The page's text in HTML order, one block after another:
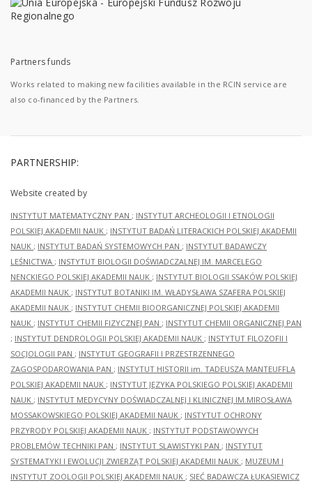
Partners funds
Works related to making new facilities available in the RCIN service are
also co-financed by the Partners.
PARTNERSHIP:
Website created by
INSTYTUT MATEMATYCZNY PAN ; INSTYTUT ARCHEOLOGII I ETNOLOGII
POLSKIEJ AKADEMII NAUK ; INSTYTUT BADAŃ LITERACKICH POLSKIEJ AKADEMII
NAUK ; INSTYTUT BADAŃ SYSTEMOWYCH PAN ; INSTYTUT BADAWCZY
LEŚNICTWA ; INSTYTUT BIOLOGII DOŚWIADCZALNEJ IM. MARCELEGO
NENCKIEGO POLSKIEJ AKADEMII NAUK ; INSTYTUT BIOLOGII SSAKÓW POLSKIEJ
AKADEMII NAUK ; INSTYTUT BOTANIKI IM. WŁADYSŁAWA SZAFERA POLSKIEJ
AKADEMII NAUK ; INSTYTUT CHEMII BIOORGANICZNEJ POLSKIEJ AKADEMII
NAUK ; INSTYTUT CHEMII FIZYCZNEJ PAN ; INSTYTUT CHEMII ORGANICZNEJ PAN
; INSTYTUT DENDROLOGII POLSKIEJ AKADEMII NAUK ; INSTYTUT FILOZOFII I
SOCJOLOGII PAN ; INSTYTUT GEOGRAFII I PRZESTRZENNEGO
ZAGOSPODAROWANIA PAN ; INSTYTUT HISTORII im. TADEUSZA MANTEUFFLA
POLSKIEJ AKADEMII NAUK ; INSTYTUT JĘZYKA POLSKIEGO POLSKIEJ AKADEMII
NAUK ; INSTYTUT MEDYCYNY DOŚWIADCZALNEJ I KLINICZNEJ IM.MIROSŁAWA
MOSSAKOWSKIEGO POLSKIEJ AKADEMII NAUK ; INSTYTUT OCHRONY
PRZYRODY POLSKIEJ AKADEMII NAUK ; INSTYTUT PODSTAWOWYCH
PROBLEMÓW TECHNIKI PAN ; INSTYTUT SLAWISTYKI PAN ; INSTYTUT
SYSTEMATYKI I EWOLUCJI ZWIERZĄT POLSKIEJ AKADEMII NAUK ; MUZEUM I
INSTYTUT ZOOLOGII POLSKIEJ AKADEMII NAUK ; SIEĆ BADAWCZA ŁUKASIEWICZ